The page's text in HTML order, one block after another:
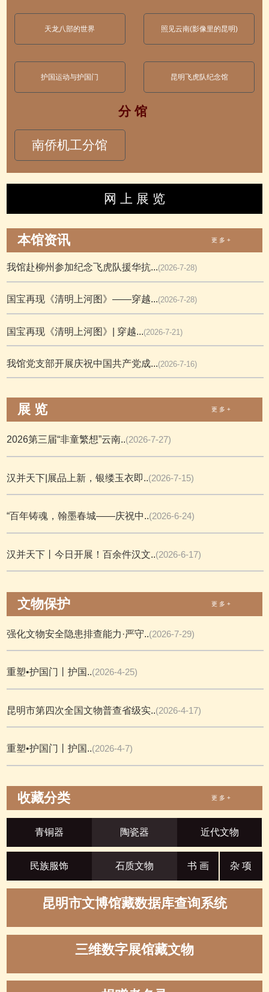
天龙八部的世界 照见云南(影像里的昆明)
护国运动与护国门 昆明飞虎队纪念馆
分 馆
南侨机工分馆
网 上 展 览
本馆资讯 更 多 +
我馆赴柳州参加纪念飞虎队援华抗...(2026-7-28)
国宝再现《清明上河图》——穿越...(2026-7-28)
国宝再现《清明上河图》| 穿越...(2026-7-21)
我馆党支部开展庆祝中国共产党成...(2026-7-16)
展 览 更 多 +
2026第三届“非童繁想”云南..(2026-7-27)
汉并天下|展品上新，银缕玉衣即..(2026-7-15)
“百年铸魂，翰墨春城——庆祝中..(2026-6-24)
汉并天下丨今日开展！百余件汉文..(2026-6-17)
文物保护 更 多 +
强化文物安全隐患排查能力·严守..(2026-7-29)
重塑•护国门丨护国..(2026-4-25)
昆明市第四次全国文物普查省级实..(2026-4-17)
重塑•护国门丨护国..(2026-4-7)
收藏分类 更 多 +
青铜器 陶瓷器 近代文物
民族服饰 石质文物 书 画 杂 项
昆明市文博馆藏数据库查询系统
三维数字展馆藏文物